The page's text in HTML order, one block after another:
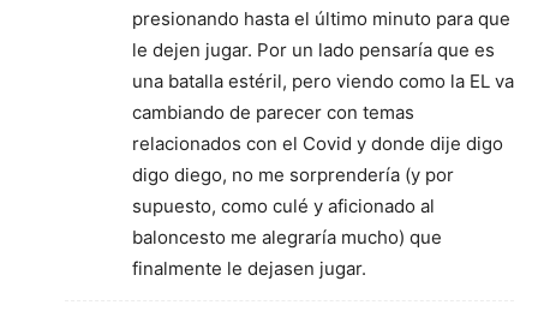
presionando hasta el último minuto para que
le dejen jugar. Por un lado pensaría que es
una batalla estéril, pero viendo como la EL va
cambiando de parecer con temas
relacionados con el Covid y donde dije digo
digo diego, no me sorprendería (y por
supuesto, como culé y aficionado al
baloncesto me alegraría mucho) que
finalmente le dejasen jugar.